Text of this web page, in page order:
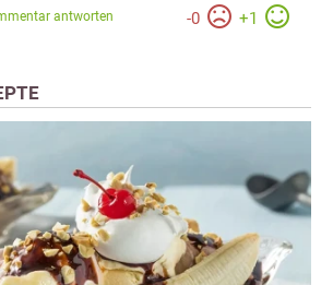
-0 +1
antworten